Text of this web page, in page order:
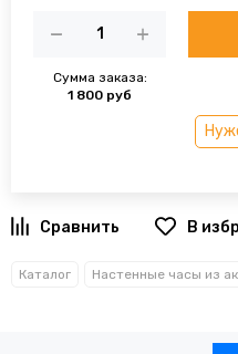
Сумма заказа:
1 800 руб
В
Каталог